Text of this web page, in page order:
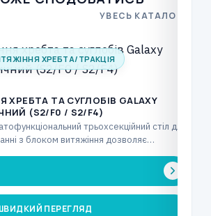
УВЕСЬ КАТАЛОГ
ХРЕБТА/ТРАКЦІЯ
ХРЕБТА ТА СУГЛОБІВ GALAXY
(S2/F0 / S2/F4)
трьохсекційний стіл для
з блоком витяжіння дозволяє…
ПЕРЕГЛЯД